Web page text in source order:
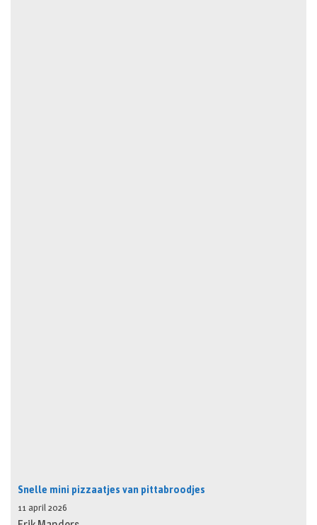
Snelle mini pizzaatjes van pittabroodjes
11 april 2026